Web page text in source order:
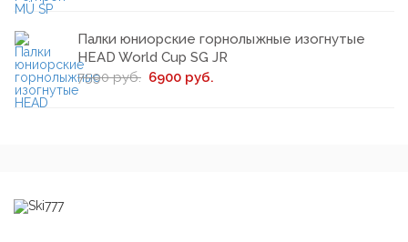
Палки юниорские горнолыжные изогнутые
HEAD World Cup SG JR
7590 руб. 6900 руб.